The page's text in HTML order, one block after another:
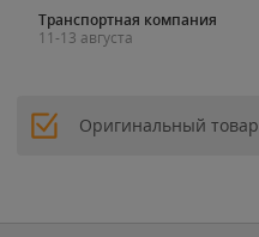
Транспортная компания
11-13 августа
Оригинальный товар